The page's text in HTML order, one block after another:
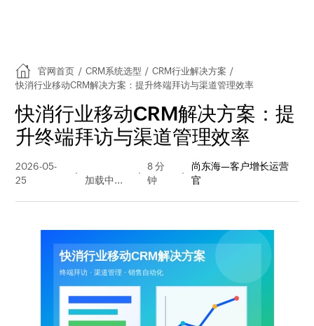
官网首页 / CRM系统选型 / CRM行业解决方案 /
快消行业移动CRM解决方案：提升终端拜访与渠道管理效率
快消行业移动CRM解决方案：提
升终端拜访与渠道管理效率
2026-05-
25
量
8 分
钟
尚东海—客户增长运营
官